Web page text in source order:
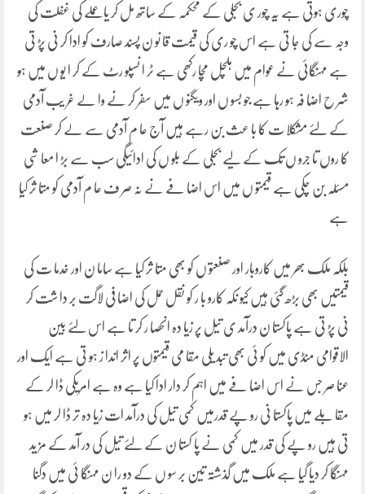
چوری ہوتی ہے یہ چور ی بجلی کے محکمہ کے ساتھ مل کر یا عملے کی غفلت کی
وجہ سے کی جا تی ہے اس چو ری کی قیمت قا نو ن پسند صارف کو ادا کر نی پڑ تی
ہے مہنگائی نے عوام میں ہلچل مچا رکھی ہے ٹر ا نسپو رٹ کے کر ا یو ں میں ہو
شر ح اضا فہ ہو رہا ہے جو بسو ں اور ویگنو ں میں سفر کر نے وا لے غر یب آدمی
کے لئے مشکلا ت کا با عث بن رہے ہیں آج عا م آدمی سے لے کر صنعت
کا روں تا جرو ں تک کے لیے بجلی کے بلو ں کی ادائیگی سب سے بڑ ا معا شی
مسئلہ بن چکی ہے قیمتو ں میں اس اضا فے نے نہ صر ف عا م آدمی کو متا ثر کیا
ہے
بلکہ ملک بھر میں کاروبار اور صنعتو ں کو بھی متا ثر کیا ہے ساما ن اور خدما ت کی
قیمتیں بھی بڑھ گئی ہیں کیو نکہ کارو با ر کو نقل حمل کی اضا فی لاگت بر دا شت کر
نی پڑ تی ہے پاکستا ن درآمد ی تیل پر زیا دہ انحصا ر کر تا ہے اس لئے بین
الاقوامی منڈی میں کو ئی بھی تبد یلی مقا می قیمتوں پر اثر اندا ز ہو تی ہے ایک اور
عنا صر جس نے اس اضا فے میں اہم کر دار ادا کیا ہے وہ ہے امریکی ڈا لر کے
مقا بلے میں پاکستا نی رو پے قدرمیں کمی تیل کی درآمد ات زیا دہ تر ڈا لر میں ہو
تی ہیں رو پے کی قدر میں کمی نے پا کستا ن کے لئے تیل کی در آمد کے مز ید
مہنگا کر دیا گیا ہے ملک میں گذشتہ تین بر سو ں کے دو را ن مہنگا ئی میں دگنا